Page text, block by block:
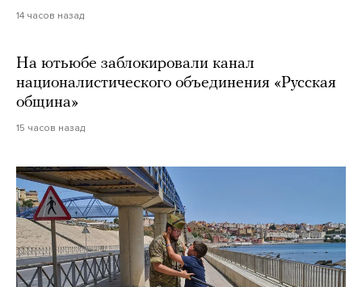
14 часов назад
На ютьюбе заблокировали канал
националистического объединения «Русская
община»
15 часов назад